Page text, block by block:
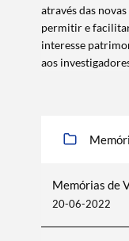
através das
permitir e
interesse
aos
Memórias de
20-06-2022